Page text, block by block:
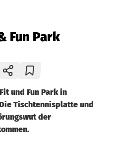
Fun Park
und Fun Park in
Tischtennisplatte und
der